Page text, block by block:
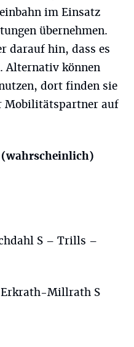
im Einsatz
übernehmen.
darauf hin, dass es
Alternativ können
dort finden sie
Mobilitätspartner auf
S – Trills –
Erkrath-Millrath S